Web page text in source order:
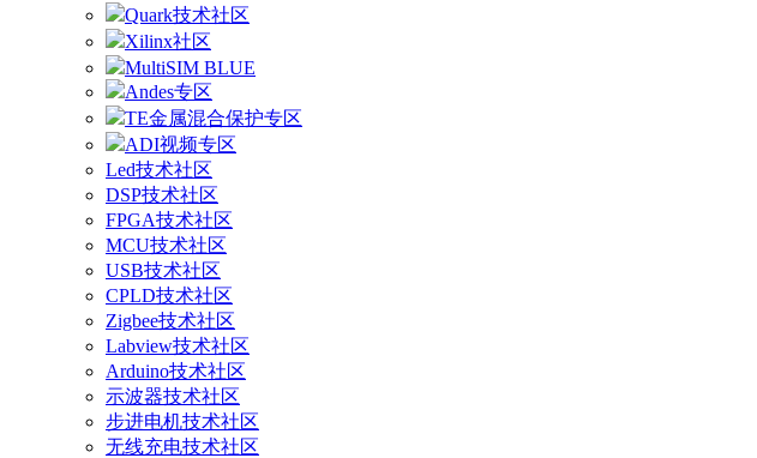
Quark技术社区
Xilinx社区
MultiSIM BLUE
Andes专区
TE金属混合保护专区
ADI视频专区
Led技术社区
DSP技术社区
FPGA技术社区
MCU技术社区
USB技术社区
CPLD技术社区
Zigbee技术社区
Labview技术社区
Arduino技术社区
示波器技术社区
步进电机技术社区
无线充电技术社区